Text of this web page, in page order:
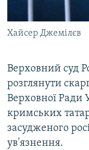
УКРАЇНСЬКА
ІНФОГРАФІКА
ДОЛУЧАЙСЯ!
Усі сайти RFE/
Хайсер Джемілєв
Верховний суд
розглянути
Верховної Ради
кримських
засудженого
ув'язнення.